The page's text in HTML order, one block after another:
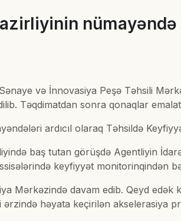
və İnnovasiya Peşə Təhsili
Təqdimatdan sonra qonaqlar
ardıcıl olaraq Təhsildə
baş tutan görüşdə Agentliyin
keyfiyyət monitorinqindən
Mərkəzində davam edib. Qeyd
həyata keçirilən akselerasiya